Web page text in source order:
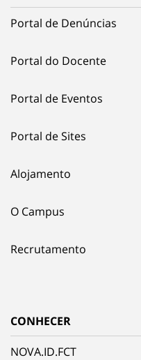
Portal de Denúncias
Portal do Docente
Portal de Eventos
Portal de Sites
Alojamento
O Campus
Recrutamento
CONHECER
NOVA.ID.FCT